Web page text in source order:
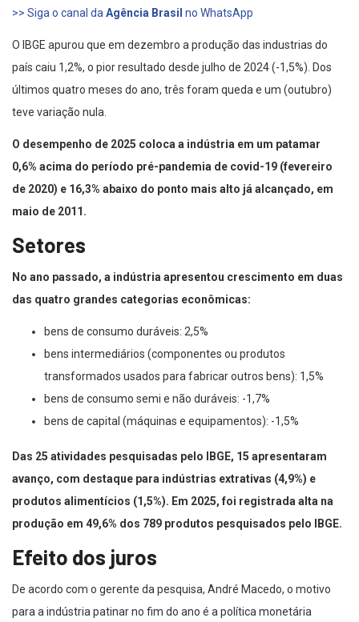
>> Siga o canal daAgência Brasil no WhatsApp
O IBGE apurou que em dezembro a produção das industrias do
país caiu 1,2%, o pior resultado desde julho de 2024 (-1,5%). Dos
últimos quatro meses do ano, três foram queda e um (outubro)
teve variação nula.
O desempenho de 2025 coloca a indústria em um patamar
0,6% acima do período pré-pandemia de covid-19 (fevereiro
de 2020) e 16,3% abaixo do ponto mais alto já alcançado, em
maio de 2011.
Setores
No ano passado, a indústria apresentou crescimento em duas
das quatro grandes categorias econômicas:
bens de consumo duráveis: 2,5%
bens intermediários (componentes ou produtos
transformados usados para fabricar outros bens): 1,5%
bens de consumo semi e não duráveis: -1,7%
bens de capital (máquinas e equipamentos): -1,5%
Das 25 atividades pesquisadas pelo IBGE, 15 apresentaram
avanço, com destaque para indústrias extrativas (4,9%) e
produtos alimentícios (1,5%). Em 2025, foi registrada alta na
produção em 49,6% dos 789 produtos pesquisados pelo IBGE.
Efeito dos juros
De acordo com o gerente da pesquisa, André Macedo, o motivo
para a indústria patinar no fim do ano é a política monetária